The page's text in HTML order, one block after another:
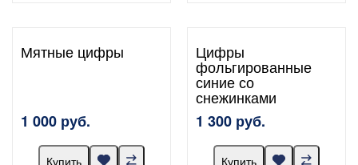
Мятные цифры
1 000 руб.
Купить
Цифры
фольгированные
синие со
снежинками
1 300 руб.
Купить